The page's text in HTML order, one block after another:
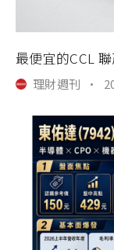
最便宜的CCL
理財週刊 ·